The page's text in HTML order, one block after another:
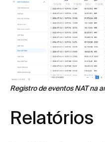
Registro de eventos NAT na
Relatórios